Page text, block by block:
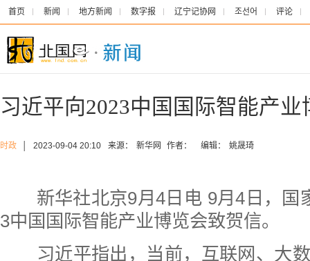
首页 新闻 地方新闻 数字报 辽宁记协网 조선어 评论
习近平向2023中国国际智能产
时政 2023-09-04 20:10 来源： 新华网 作者： 编辑： 姚晟琦
新华社北京9月4日电 9月4日，国
3中国国际智能产业博览会致贺信。
习近平指出，当前，互联网、大数